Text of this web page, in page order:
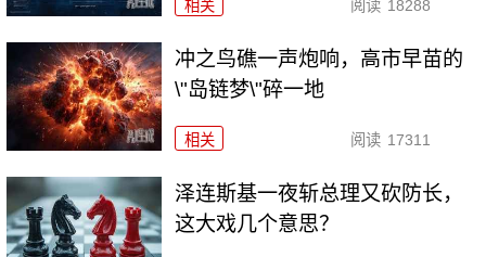
相关 阅读 18288
冲之鸟礁一声炮响，高市早苗的
\"岛链梦\"碎一地
相关 阅读 17311
泽连斯基一夜斩总理又砍防长，
这大戏几个意思？